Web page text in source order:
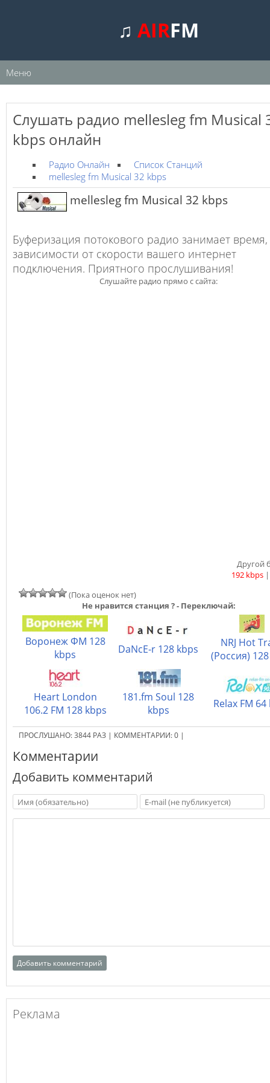
♫AIRFM
Меню
Слушать радио mellesleg fm Musical
kbps онлайн
Радио Онлайн
Список Станций
mellesleg fm Musical 32 kbps
mellesleg fm Musical 32 kbps
Буферизация потокового радио занимает время,
зависимости от скорости вашего интернет
подключения. Приятного прослушивания!
Слушайте радио прямо с сайта:
Другой
192 kbps
(Пока оценок нет)
Не нравится станция ? - Переключай:
Воронеж ФМ 128
kbps
DaNcE-r 128 kbps
NRJ Hot
(Россия)
Heart London
106.2 FM 128 kbps
181.fm Soul 128
kbps
Relax FM
ПРОСЛУШАНО:3844 РАЗ | КОММЕНТАРИИ:0 |
Комментарии
Добавить комментарий
Реклама